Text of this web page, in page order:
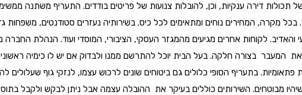
תכולות דירה ענקיות, וכן, להובלות צנועות של פריטים בודדים. התעריף משתנה
מקרה, המחירים נוחים ומתאימים לכל כיס. בשירותיה נעזרים סטודנטים, משפחות
והאדיב. לקוחות אחרים מגיעים מהמגזר העסקי, הציבורי, המוסדי ועוד. הנהלת
את המעבר בצורה חלקה. בעל הבית יוכל להתרשם ממנו ולבדוק אם יש לו כימיה
בתעריף הסופי כלולים גם ביטוחים שונים לרכוש עצמו, לנזקי גוף שעלולים
מבוטחים. השירותים כוללים בעיקר את ההובלה עצמה אבל ניתן לבקש ולקבל